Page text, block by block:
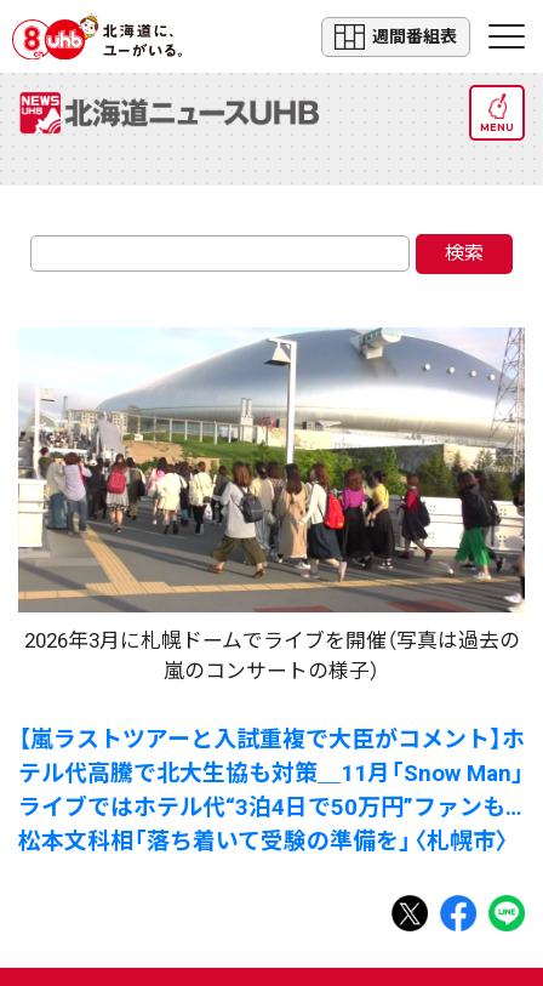
週間番組表
MENU
検索
2026年3月に札幌ドームでライブを開催（写真は過去の
嵐のコンサートの様子）
【嵐ラストツアーと入試重複で大臣がコメント】ホ
テル代高騰で北大生協も対策＿11月「Snow Man」
ライブではホテル代“3泊4日で50万円”ファンも…
松本文科相「落ち着いて受験の準備を」〈札幌市〉